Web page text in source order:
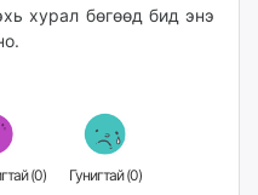
хурал бөгөөд бид энэ
Гайхамшигтай (0) Гунигтай (0)